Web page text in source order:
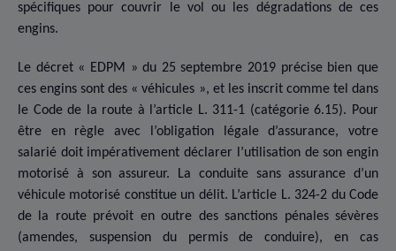
spécifiques pour couvrir le vol ou les dégradations de ces
engins.
Le décret « EDPM » du 25 septembre 2019 précise bien que
ces engins sont des « véhicules », et les inscrit comme tel dans
le Code de la route à l’article L. 311-1 (catégorie 6.15). Pour
être en règle avec l’obligation légale d’assurance, votre
salarié doit impérativement déclarer l’utilisation de son engin
motorisé à son assureur. La conduite sans assurance d’un
véhicule motorisé constitue un délit. L’article L. 324-2 du Code
de la route prévoit en outre des sanctions pénales sévères
(amendes, suspension du permis de conduire), en cas